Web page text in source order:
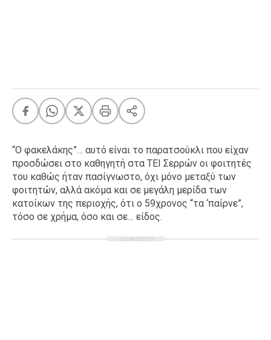
OMG LOL
Xmas
LIFE
Food
Body+Mind
“Ο φακελάκης”… αυτό είναι το παρατσούκλι που είχαν
προσδώσει στο καθηγητή στα ΤΕΙ Σερρών οι φοιτητές
του καθώς ήταν πασίγνωστο, όχι μόνο μεταξύ των
φοιτητών, αλλά ακόμα και σε μεγάλη μερίδα των
κατοίκων της περιοχής, ότι ο 59χρονος “τα ‘παίρνε”,
τόσο σε χρήμα, όσο και σε… είδος.
ΔΙΑΦΗΜΙΣΗ